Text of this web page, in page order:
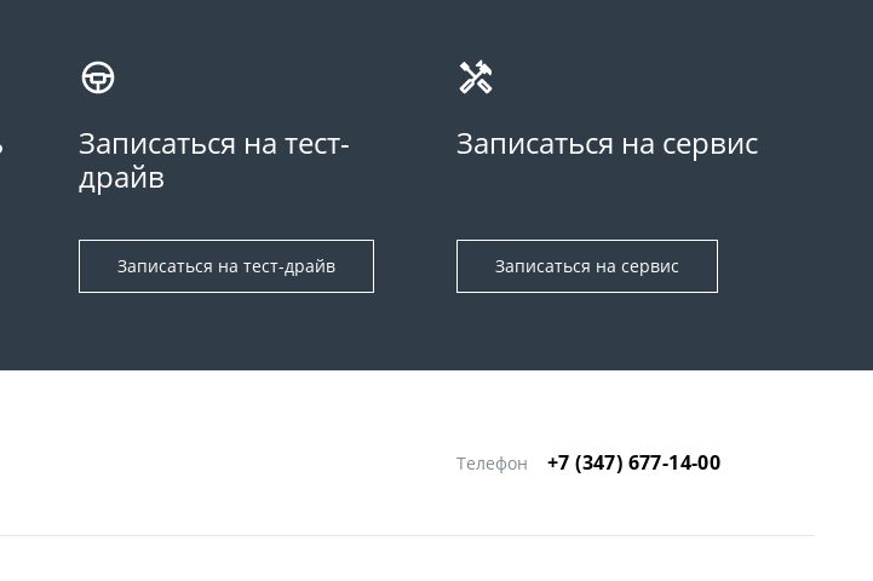
Записаться на тест-
драйв
Записаться на тест-драйв
Записаться на сервис
Записаться на сервис
Телефон +7 (347) 677-14-00